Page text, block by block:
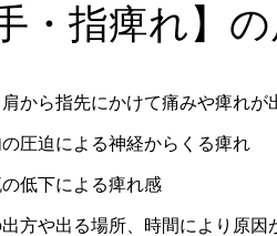
・指痺れ】の
から指先にかけて痛みや痺れが
の圧迫による神経からくる痺れ
の低下による痺れ感
方や出る場所、時間により原因